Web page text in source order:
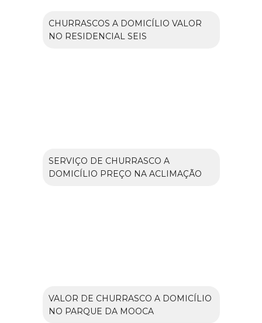
CHURRASCOS A DOMICÍLIO VALOR
NO RESIDENCIAL SEIS
SERVIÇO DE CHURRASCO A
DOMICÍLIO PREÇO NA ACLIMAÇÃO
VALOR DE CHURRASCO A DOMICÍLIO
NO PARQUE DA MOOCA